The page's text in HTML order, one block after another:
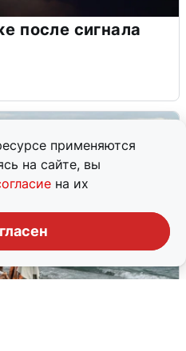
применяются
на сайте, вы
на их
после сигнала